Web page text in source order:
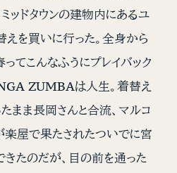
ッドタウンの建物内にあるユ
を買いに行った。全身から
てこんなふうにプレイバック
ZUMBAは人生。着替え
まま長岡さんと合流、マルコ
楽屋で果たされたついでに宮
たのだが、目の前を通った